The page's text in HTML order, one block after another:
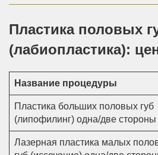
Пластика половых
(лабиопластика):
Название процедуры
Пластика больших половых губ
(липофилинг) одна/две стороны
Лазерная пластика малых